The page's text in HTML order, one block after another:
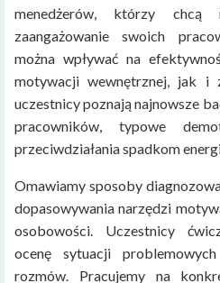
menedżerów, którzy chcą
zaangażowanie swoich
można wpływać na
motywacji wewnętrznej, jak i
uczestnicy poznają najnowsze
pracowników, typowe
przeciwdziałania spadkom
Omawiamy sposoby
dopasowywania narzędzi
osobowości. Uczestnicy
ocenę sytuacji
rozmów. Pracujemy na